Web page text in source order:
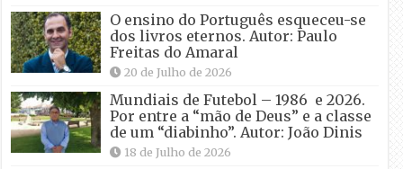
O ensino do Português esqueceu-se
dos livros eternos. Autor: Paulo
Freitas do Amaral
20 de Julho de 2026
Mundiais de Futebol – 1986 e 2026.
Por entre a “mão de Deus” e a classe
de um “diabinho”. Autor: João Dinis
18 de Julho de 2026